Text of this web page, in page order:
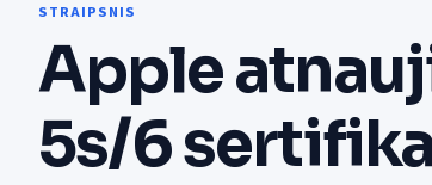
STRAIPSNIS
Apple
5s/6